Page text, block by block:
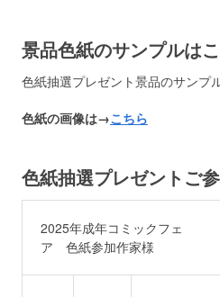
景品色紙のサンプルは
色紙抽選プレゼント景品のサンプ
色紙の画像は→こちら
色紙抽選プレゼントご
2025年成年コミックフェ
ア 色紙参加作家様